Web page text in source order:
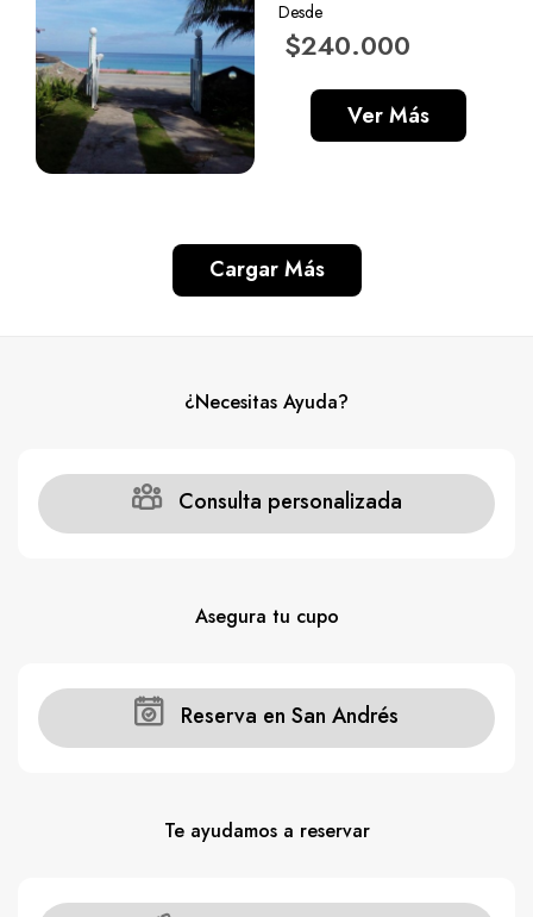
Desde
$240.000
Ver Más
Cargar Más
¿Necesitas Ayuda?
Consulta personalizada
Asegura tu cupo
Reserva en San Andrés
Te ayudamos a reservar